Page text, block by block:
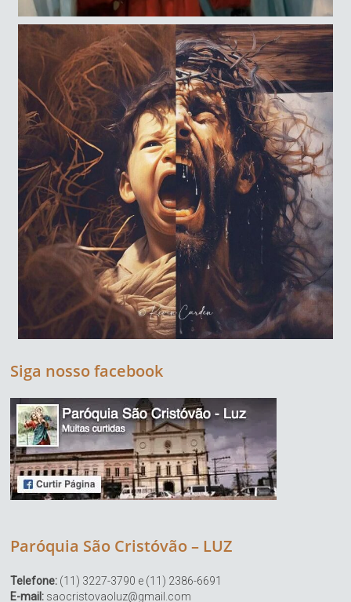
Siga nosso facebook
Paróquia São Cristóvão – LUZ
Telefone: (11) 3227-3790 e (11) 2386-6691
E-mail: saocristovaoluz@gmail.com